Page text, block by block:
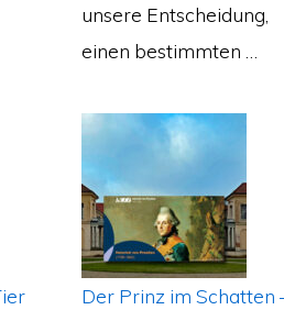
unsere Entscheidung,
einen bestimmten …
Der Prinz im Schatten